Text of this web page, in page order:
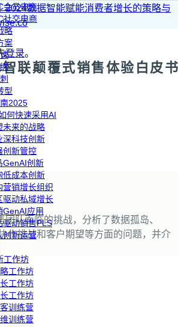
会员电商
社交电商
略
案
型
2025
何快速采用AI
未来的战略
深科技创新
创新管控
GenAI创新
低成本创新
营销增长组织
驱动私域增长
GenAI应用
驱动销售PLS
创新运营
工作坊
工作坊
工作坊
工作坊
训练营
训练营
2024数据智能赋能消费者增长的策略与
登录。
联颠覆式销售体验白皮书
队面临的挑战，分析了数据孤岛、
作挑战和客户期望等方面的问题，并介